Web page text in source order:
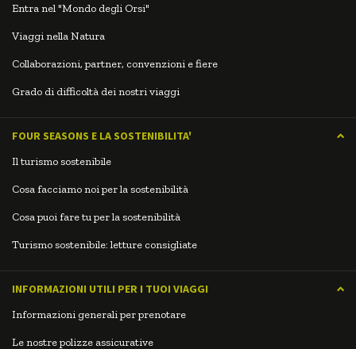
Entra nel "Mondo degli Orsi"
Viaggi nella Natura
Collaborazioni, partner, convenzioni e fiere
Grado di difficoltà dei nostri viaggi
FOUR SEASONS E LA SOSTENIBILITA'
Il turismo sostenibile
Cosa facciamo noi per la sostenibilità
Cosa puoi fare tu per la sostenibilità
Turismo sostenibile: letture consigliate
INFORMAZIONI UTILI PER I TUOI VIAGGI
Informazioni generali per prenotare
Le nostre polizze assicurative